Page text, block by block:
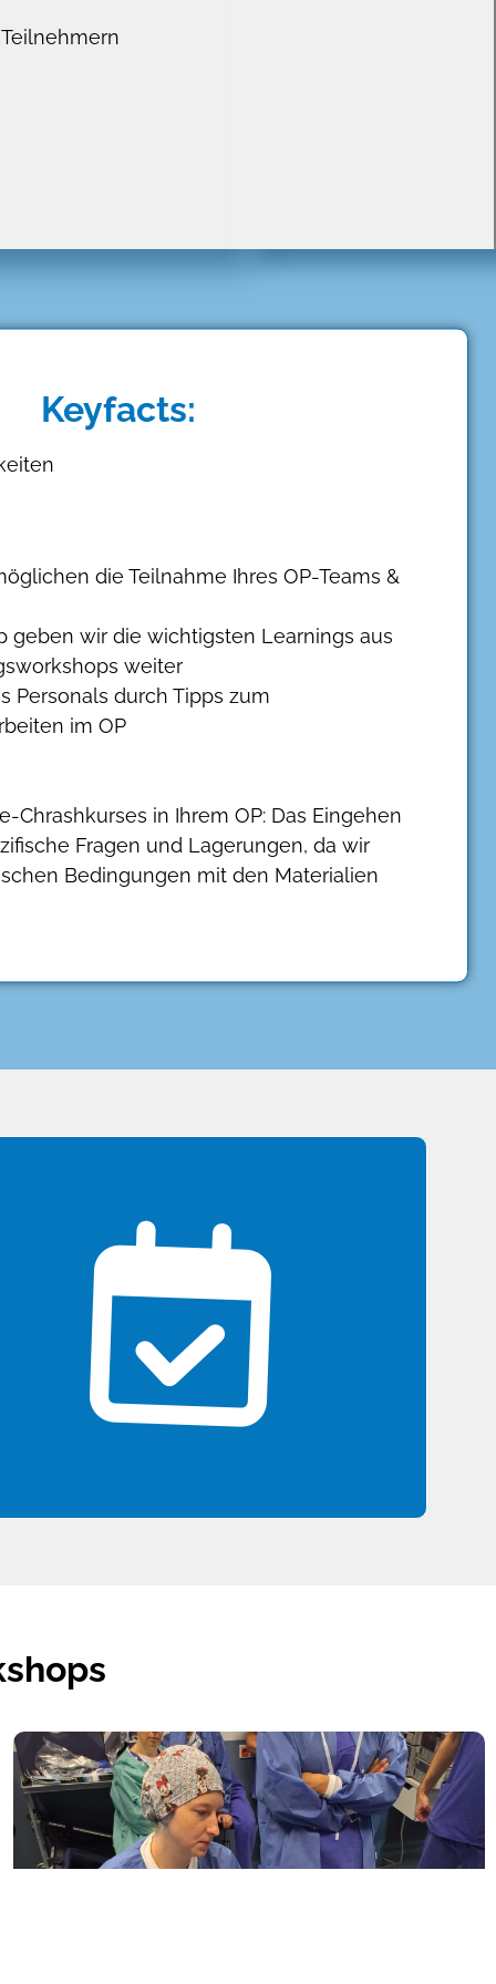
Keyfacts:
die Teilnahme Ihres OP-Teams &
geben wir die wichtigsten Learnings aus
weiter
Personals durch Tipps zum
im OP
Chrashkurses in Ihrem OP: Das Eingehen
Fragen und Lagerungen, da wir
Bedingungen mit den Materialien